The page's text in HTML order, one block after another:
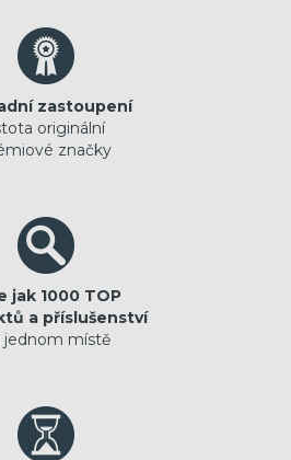
zastoupení
originální
značky
jak 1000 TOP
a příslušenství
jednom místě